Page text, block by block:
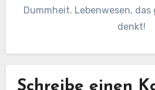
Dummheit. Lebenwesen,
denkt!
Schreibe einen